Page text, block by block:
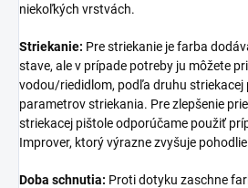
niekoľkých vrstvách.
Striekanie: Pre striekanie je farba
stave, ale v prípade potreby ju môžete
vodou/riedidlom, podľa druhu striekacej
parametrov striekania. Pre zlepšenie
striekacej pištole odporúčame použiť
Improver, ktorý výrazne zvyšuje
Doba schnutia: Proti dotyku zaschne